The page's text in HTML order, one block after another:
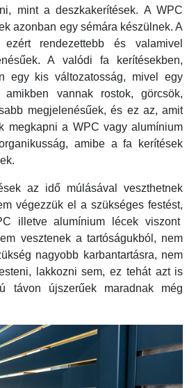
mint a deszkakerítések. A WPC
azonban egy sémára készülnek. A
ezért rendezettebb és valamivel
A valódi fa kerítésekben,
egy kis változatosság, mivel egy
amikben vannak rostok, görcsök,
megjelenésűek, és ez az, amit
megkapni a WPC vagy alumínium
amibe a fa kerítések
az idő múlásával veszthetnek
végezzük el a szükséges festést,
illetve alumínium lécek viszont
vesztenek a tartóságukból, nem
nagyobb karbantartásra, nem
lakkozni sem, ez tehát azt is
távon újszerűek maradnak még